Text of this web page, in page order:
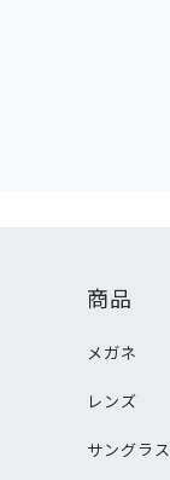
商品
メガネ
レンズ
サングラス